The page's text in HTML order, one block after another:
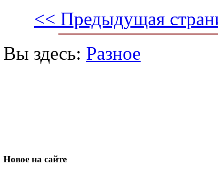
<< Предыдущая
Вы здесь: Разное
Новое на сайте